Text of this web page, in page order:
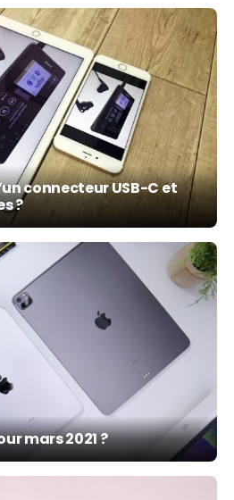
connecteur USB-C et
?
mars 2021 ?